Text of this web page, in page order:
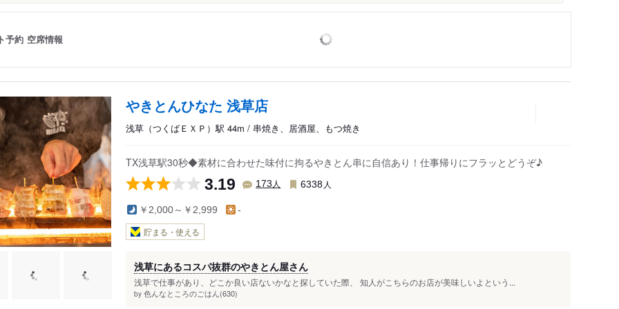
予約 空席情報
やきとんひなた 浅草店
浅草（つくばＥＸＰ）駅 44m / 串焼き、居酒屋、もつ焼き
TX浅草駅30秒◆素材に合わせた味付に拘るやきとん串に自信あり！仕事帰りにフラッとどうぞ♪
3.19 173 人 6338 人
￥2,000～￥2,999 -
貯まる・使える
浅草にあるコスパ抜群のやきとん屋さん
浅草で仕事があり、どこか良い店ないかなと探していた際、 知人がこちらのお店が美味しいよという...
by 色んなところのごはん(630)